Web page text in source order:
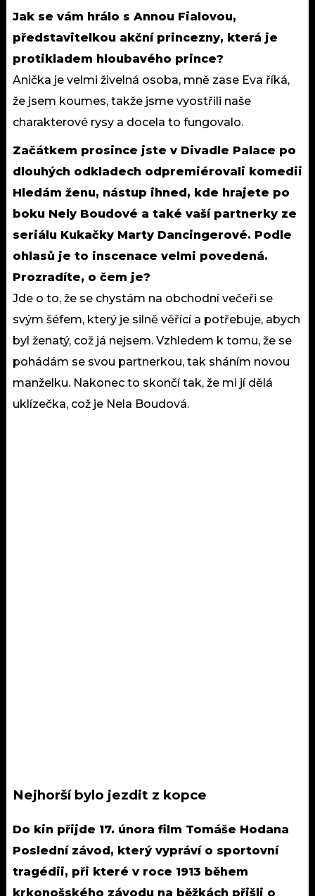
Jak se vám hrálo s Annou Fialovou,
představitelkou akční princezny, která je
protikladem hloubavého prince?
Anička je velmi živelná osoba, mně zase Eva říká,
že jsem koumes, takže jsme vyostřili naše
charakterové rysy a docela to fungovalo.
Začátkem prosince jste v Divadle Palace po
dlouhých odkladech odpremiérovali komedii
Hledám ženu, nástup ihned, kde hrajete po
boku Nely Boudové a také vaší partnerky ze
seriálu Kukačky Marty Dancingerové. Podle
ohlasů je to inscenace velmi povedená.
Prozradíte, o čem je?
Jde o to, že se chystám na obchodní večeři se
svým šéfem, který je silně věřící a potřebuje, abych
byl ženatý, což já nejsem. Vzhledem k tomu, že se
pohádám se svou partnerkou, tak sháním novou
manželku. Nakonec to skončí tak, že mi jí dělá
uklízečka, což je Nela Boudová.
Nejhorší bylo jezdit z kopce
Do kin přijde 17. února film Tomáše Hodana
Poslední závod, který vypráví o sportovní
tragédii, při které v roce 1913 během
krkonošského závodu na běžkách přišli o